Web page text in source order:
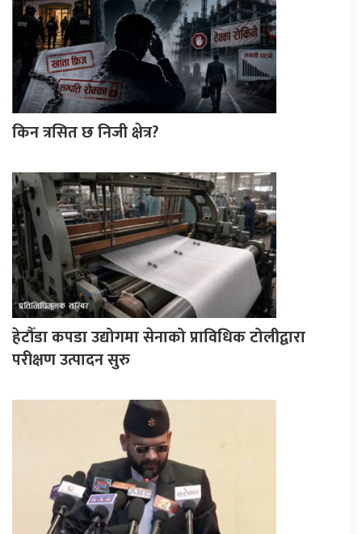
किन त्रसित छ निजी क्षेत्र?
हेटौँडा कपडा उद्योगमा सेनाको प्राविधिक टोलीद्वारा
परीक्षण उत्पादन सुरु